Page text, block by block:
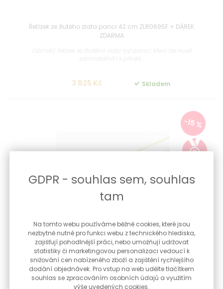
Řetízek ze žlutého zlata pancr 42 cm ZLR0695F + DÁREK
ZDARMA
3 825 Kč Skladem
-15 %
Řetízek ze žlutého zlata pancr 45cm ZLR0668F + DÁREK
ZDARMA
Dámský řetízek ze žlutého zlata typ pancr, který lze nosit
samostatně i s přívěš...
GDPR - souhlas sem, souhlas
tam
Na tomto webu používáme běžné cookies, které jsou
nezbytně nutné pro funkci webu z technického hlediska,
zajišťují pohodlnější práci, nebo umožňují udržovat
statistiky či marketingovou personalizaci vedoucí k
snižování cen nabízeného zboží a zajištění rychlejšího
dodání objednávek. Pro vstup na web udělte tlačítkem
souhlas se zpracováním osobních údajů a využitím
výše uvedených cookies.